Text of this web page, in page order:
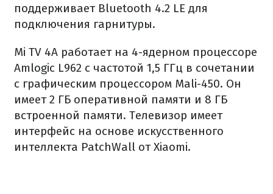
поддерживает Bluetooth 4.2 LE для
подключения гарнитуры.
Mi TV 4A работает на 4-ядерном процессоре
Amlogic L962 с частотой 1,5 ГГц в сочетании
с графическим процессором Mali-450. Он
имеет 2 ГБ оперативной памяти и 8 ГБ
встроенной памяти. Телевизор имеет
интерфейс на основе искусственного
интеллекта PatchWall от Xiaomi.